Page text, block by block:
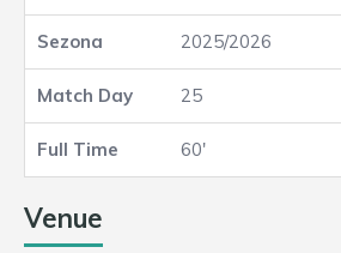
2025/2026
25
60'
Venue